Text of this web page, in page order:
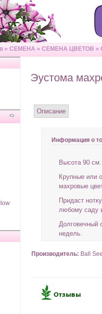
» СЕМЕНА » СЕМЕНА ЦВЕТОВ »
Эустома
Описание
Информация о
Высота 90 см.
Крупные или
махровые
Придаст
любому саду
Долговечный
недель.
Производитель: Ball